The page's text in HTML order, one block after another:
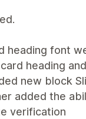
heading font
heading
new block
added the
verification